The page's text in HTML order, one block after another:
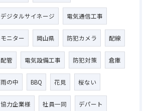
デジタルサイネージ 電気通信工事
モニター 岡山県 防犯カメラ 配線
配管 電気設備工事 防犯対策 倉庫
雨の中 BBQ 花見 桜ない
協力企業様 社員一同 デパート
お問い合わせはこちら